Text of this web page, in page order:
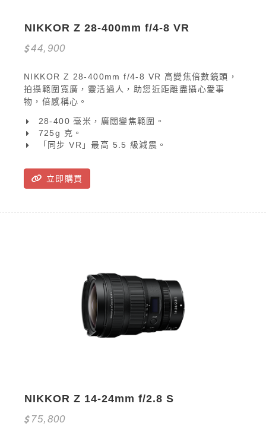
NIKKOR Z 28-400mm f/4-8 VR
44,900
NIKKOR Z 28-400mm f/4-8 VR 高變焦倍數鏡頭，
拍攝範圍寬廣，靈活過人，助您近距離盡攝心愛事
物，倍感稱心。
28-400 毫米，廣闊變焦範圍。
725g 克。
「同步 VR」最高 5.5 級減震。
立即購買
NIKKOR Z 14-24mm f/2.8 S
75,800